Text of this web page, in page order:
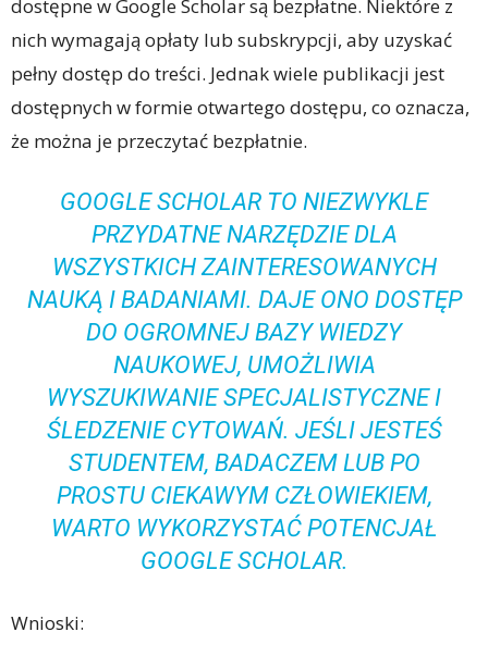
dostępne w Google Scholar są bezpłatne. Niektóre z
nich wymagają opłaty lub subskrypcji, aby uzyskać
pełny dostęp do treści. Jednak wiele publikacji jest
dostępnych w formie otwartego dostępu, co oznacza,
że można je przeczytać bezpłatnie.
GOOGLE SCHOLAR TO NIEZWYKLE
PRZYDATNE NARZĘDZIE DLA
WSZYSTKICH ZAINTERESOWANYCH
NAUKĄ I BADANIAMI. DAJE ONO DOSTĘP
DO OGROMNEJ BAZY WIEDZY
NAUKOWEJ, UMOŻLIWIA
WYSZUKIWANIE SPECJALISTYCZNE I
ŚLEDZENIE CYTOWAŃ. JEŚLI JESTEŚ
STUDENTEM, BADACZEM LUB PO
PROSTU CIEKAWYM CZŁOWIEKIEM,
WARTO WYKORZYSTAĆ POTENCJAŁ
GOOGLE SCHOLAR.
Wnioski: